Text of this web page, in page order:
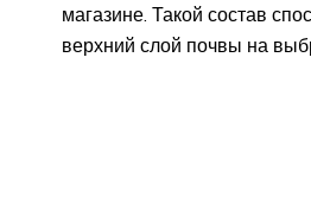
магазине. Такой состав
верхний слой почвы на